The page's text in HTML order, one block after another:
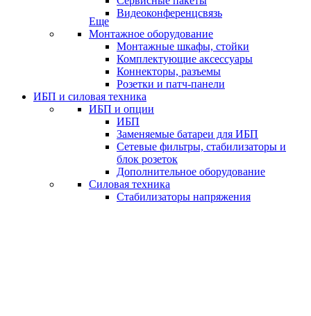
Видеоконференцсвязь
Еще
Монтажное оборудование
Монтажные шкафы, стойки
Комплектующие аксессуары
Коннекторы, разъемы
Розетки и патч-панели
ИБП и силовая техника
ИБП и опции
ИБП
Заменяемые батареи для ИБП
Сетевые фильтры, стабилизаторы и
блок розеток
Дополнительное оборудование
Силовая техника
Стабилизаторы напряжения